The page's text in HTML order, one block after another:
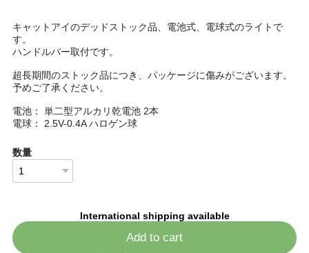
キャットアイのデッドストック品、電池式、電球式のライトで
す。
ハンドルバー取付です。
超長期間のストック品につき、パッケージに傷みがございます。
予めご了承ください。
電池： 単二型アルカリ乾電池 2本
電球： 2.5V-0.4A ハロゲン球
数量
International shipping available
Add to cart